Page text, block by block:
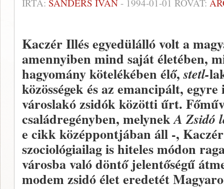
ÍRTA: SANDERS IVÁN - 1994-01-01 ROVAT:
Kaczér Illés egyedülálló volt a
amennyiben mind saját életében,
hagyomány kötelékében élő,stetl-
közösségek és az emancipált,
városlakó zsidók közötti űrt.
családregényben, melynekA Zsidó
e cikk középpontjában áll -,
szociológiailag is hiteles módon
városba való döntő jelentőségű
modem zsidó élet eredetét